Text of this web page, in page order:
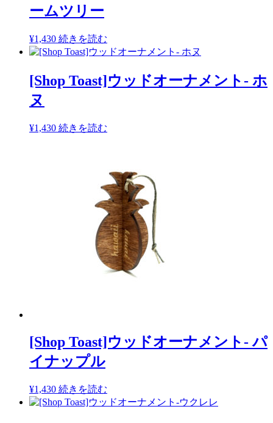
ームツリー
¥1,430 続きを読む
[Shop Toast]ウッドオーナメント- ホ
ヌ
¥1,430 続きを読む
[Shop Toast]ウッドオーナメント- パ
イナップル
¥1,430 続きを読む